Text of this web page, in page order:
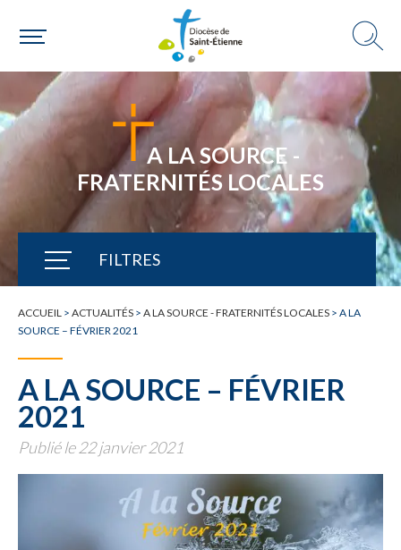
A LA SOURCE -
FRATERNITÉS LOCALES
FILTRES
TOUTE L'ACTUALITÉ
ACCUEIL > ACTUALITÉS > A LA SOURCE - FRATERNITÉS LOCALES > A LA
SOURCE – FÉVRIER 2021
A LA SOURCE – FÉVRIER
2021
Publié le 22 janvier 2021